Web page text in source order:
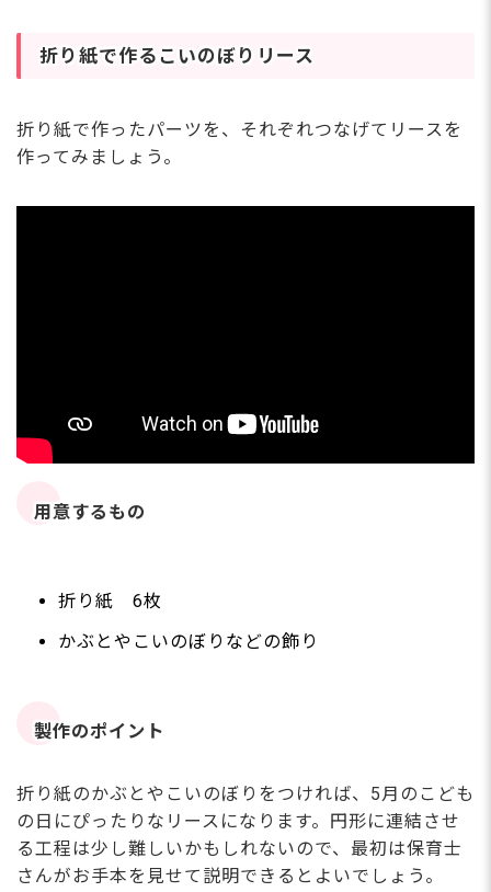
折り紙で作るこいのぼりリース
折り紙で作ったパーツを、それぞれつなげてリースを
作ってみましょう。
用意するもの
折り紙 6枚
かぶとやこいのぼりなどの飾り
製作のポイント
折り紙のかぶとやこいのぼりをつければ、5月のこども
の日にぴったりなリースになります。円形に連結させ
る工程は少し難しいかもしれないので、最初は保育士
さんがお手本を見せて説明できるとよいでしょう。